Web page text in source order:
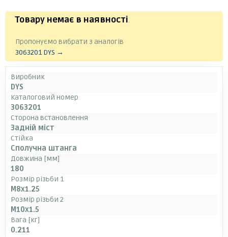
Товару немає в наявності.
Пропонуємо вибрати з аналогів
3063201 DYS →
Виробник
DYS
Каталоговий номер
3063201
Сторона встановлення
Задній міст
Стійка
Сполучна штанга
Довжина [мм]
180
Розмір різьби 1
M8x1.25
Розмір різьби 2
M10x1.5
Вага [кг]
0.211